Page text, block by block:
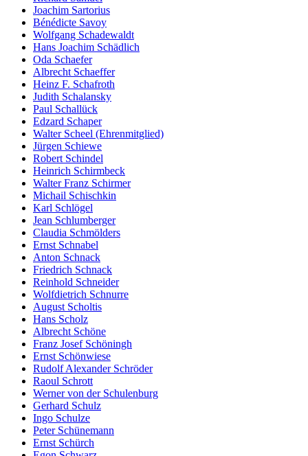
Joachim Sartorius
Bénédicte Savoy
Wolfgang Schadewaldt
Hans Joachim Schädlich
Oda Schaefer
Albrecht Schaeffer
Heinz F. Schafroth
Judith Schalansky
Paul Schallück
Edzard Schaper
Walter Scheel (Ehrenmitglied)
Jürgen Schiewe
Robert Schindel
Heinrich Schirmbeck
Walter Franz Schirmer
Michail Schischkin
Karl Schlögel
Jean Schlumberger
Claudia Schmölders
Ernst Schnabel
Anton Schnack
Friedrich Schnack
Reinhold Schneider
Wolfdietrich Schnurre
August Scholtis
Hans Scholz
Albrecht Schöne
Franz Josef Schöningh
Ernst Schönwiese
Rudolf Alexander Schröder
Raoul Schrott
Werner von der Schulenburg
Gerhard Schulz
Ingo Schulze
Peter Schünemann
Ernst Schürch